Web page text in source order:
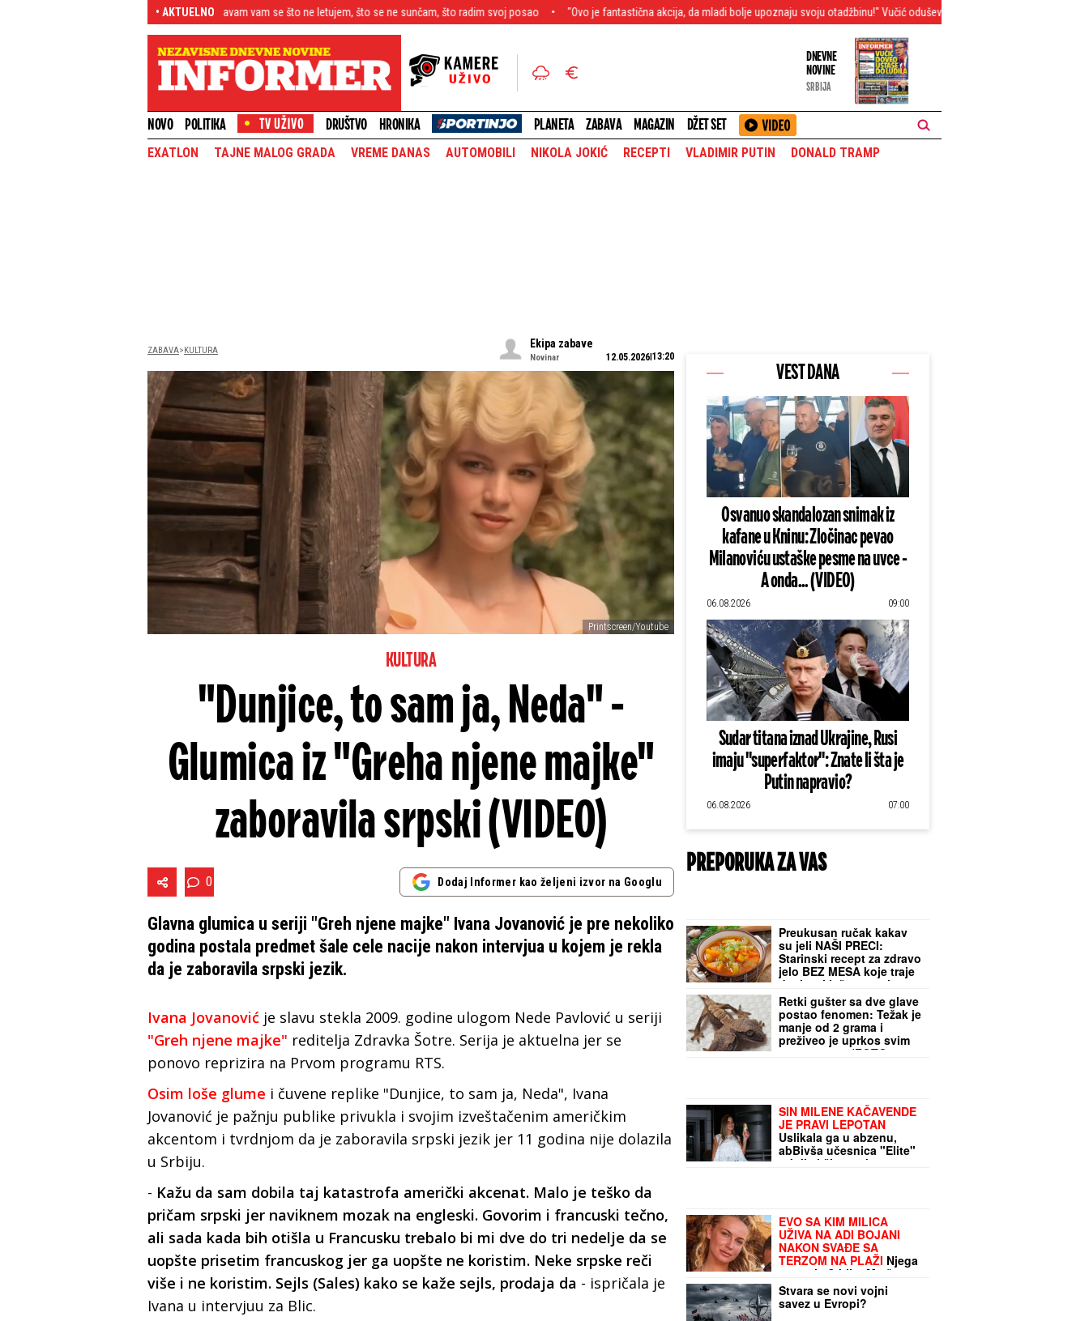
• AKTUELNO
Fukcionerska kampanja? Izvinjavam vam se što ne letujem, što se ne sunčam, što radim svoj posao "Ovo je fantastična akcija, da mladi bolje upoznaju svoju otadžbinu!" Vučić oduševljen nakon druženja sa mališanima (FOTO/
DNEVNE
NOVINE
SRBIJA
NOVO POLITIKA DRUŠTVO HRONIKA PLANETA ZABAVA MAGAZIN DŽET SET
EXATLON TAJNE MALOG GRADA VREME DANAS AUTOMOBILI NIKOLA JOKIĆ RECEPTI VLADIMIR PUTIN DONALD TRAMP
ZABAVA KULTURA
Ekipa zabave
Novinar 12.05.2026 13:20
Printscreen/Youtube
KULTURA
"Dunjice, to sam ja, Neda" -
Glumica iz "Greha njene majke"
zaboravila srpski (VIDEO)
0 Dodaj Informer kao željeni izvor na Googlu
Glavna glumica u seriji "Greh njene majke" Ivana Jovanović je pre nekoliko
godina postala predmet šale cele nacije nakon intervjua u kojem je rekla
da je zaboravila srpski jezik.
Ivana Jovanović je slavu stekla 2009. godine ulogom Nede Pavlović u seriji
"Greh njene majke" reditelja Zdravka Šotre. Serija je aktuelna jer se
ponovo reprizira na Prvom programu RTS.
Osim loše glume i čuvene replike "Dunjice, to sam ja, Neda", Ivana
Jovanović je pažnju publike privukla i svojim izveštačenim američkim
akcentom i tvrdnjom da je zaboravila srpski jezik jer 11 godina nije dolazila
u Srbiju.
- Kažu da sam dobila taj katastrofa američki akcenat. Malo je teško da
pričam srpski jer naviknem mozak na engleski. Govorim i francuski tečno,
ali sada kada bih otišla u Francusku trebalo bi mi dve do tri nedelje da se
uopšte prisetim francuskog jer ga uopšte ne koristim. Neke srpske reči
više i ne koristim. Sejls (Sales) kako se kaže sejls, prodaja da - ispričala je
Ivana u intervjuu za Blic.
VEST DANA
Osvanuo skandalozan snimak iz
kafane u Kninu: Zločinac pevao
Milanoviću ustaške pesme na uvce -
A onda... (VIDEO)
06.08.2026 09:00
Sudar titana iznad Ukrajine, Rusi
imaju "superfaktor": Znate li šta je
Putin napravio?
06.08.2026 07:00
PREPORUKA ZA VAS
Preukusan ručak kakav
su jeli NAŠI PRECI:
Starinski recept za zdravo
jelo BEZ MESA koje traje
danima i jača organizam
Retki gušter sa dve glave
postao fenomen: Težak je
manje od 2 grama i
preživeo je uprkos svim
prognozama (FOTO,
SIN MILENE KAČAVENDE
JE PRAVI LEPOTAN
Uslikala ga u abzenu,
abBivša učesnica "Elite"
otkrila i čimese bave
EVO SA KIM MILICA
UŽIVA NA ADI BOJANI
NAKON SVAĐE SA
TERZOM NA PLAŽI Njega
zna cela Srbija: Mreže
gore od komentara,
osvanula fotografija
Stvara se novi vojni
savez u Evropi?